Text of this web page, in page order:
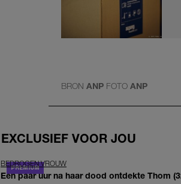
BRON ANP FOTO ANP
EXCLUSIEF VOOR JOU
BEDROGEN VROUW
Een paar uur na haar dood ontdekte Thom